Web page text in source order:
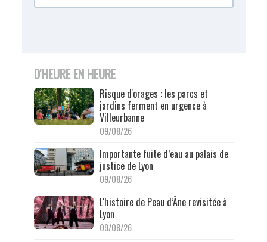
D'HEURE EN HEURE
Risque d'orages : les parcs et
jardins ferment en urgence à
Villeurbanne
09/08/26
Importante fuite d’eau au palais de
justice de Lyon
09/08/26
L'histoire de Peau d’Âne revisitée à
Lyon
09/08/26